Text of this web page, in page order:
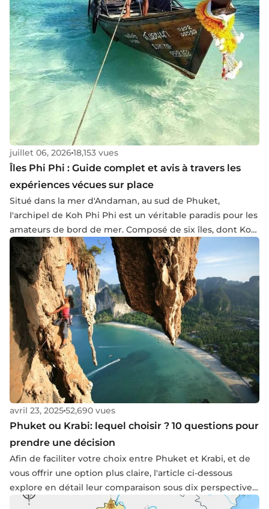
juillet 06, 202618,153 vues
Îles Phi Phi : Guide complet et avis à travers les
expériences vécues sur place
Situé dans la mer d'Andaman, au sud de Phuket,
l'archipel de Koh Phi Phi est un véritable paradis pour les
amateurs de bord de mer. Composé de six îles, dont Koh
Phi Phi Don et Koh Phi Phi Leh, cet endroit enchante par
ses plages de sable blanc immaculé, ses eaux turquoise
cristallines et ses falaises calcaires impressionnantes.
Lors de mon dernier voyage en Thaïlande, début 2025,
j'ai eu l'opportunité de visiter cette destination unique.
Suivez-moi à travers ce récit détaillé pour découvrir Koh
Phi Phi, ses paysages à couper le souffle ainsi que mes
conseils pratiques.
avril 23, 202552,690 vues
Phuket ou Krabi: lequel choisir ? 10 questions pour
prendre une décision
Afin de faciliter votre choix entre Phuket et Krabi, et de
vous offrir une option plus claire, l'article ci-dessous
explore en détail leur comparaison sous dix perspectives
distinctes. Cela vous permettra d'aborder votre voyage